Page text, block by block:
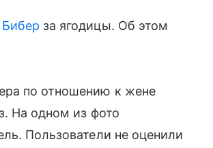
за ягодицы. Об этом
по отношению к жене
На одном из фото
Пользователи не оценили